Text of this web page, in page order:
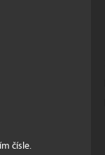
čísle.